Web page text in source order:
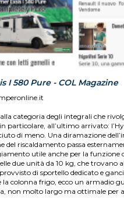
I 580 Pure - COL Magazine
categoria degli integrali che
particolare, all’ultimo arrivato:
di meno. Una diramazione
del riscaldamento passa
utile anche per la funzione
due unità da 10 kg, che trovano
di sportello dedicato e
la colonna frigo, ecco un armadio
non molto largo ma ottimale per